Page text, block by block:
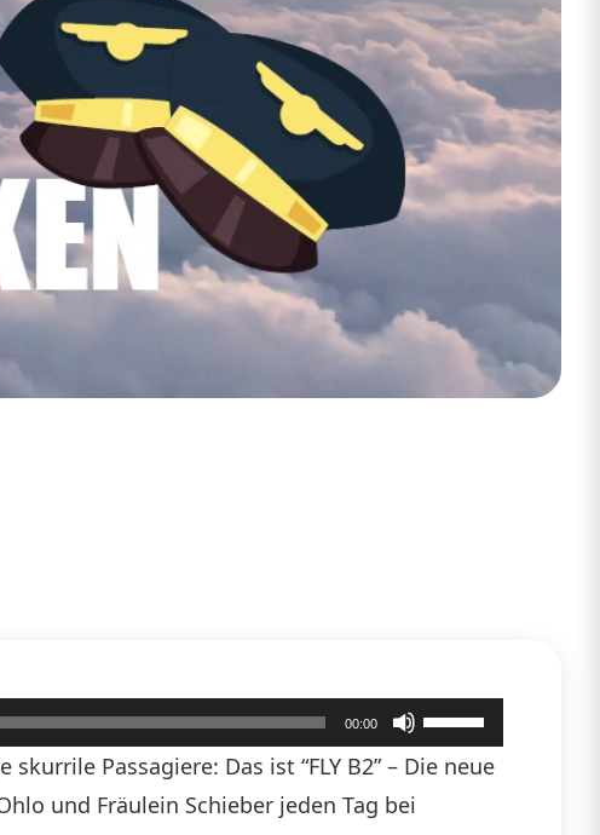
00:00
Pfeiltasten
Hoch/Runter
Passagiere: Das ist “FLY B2” – Die neue
und Fräulein Schieber jeden Tag bei